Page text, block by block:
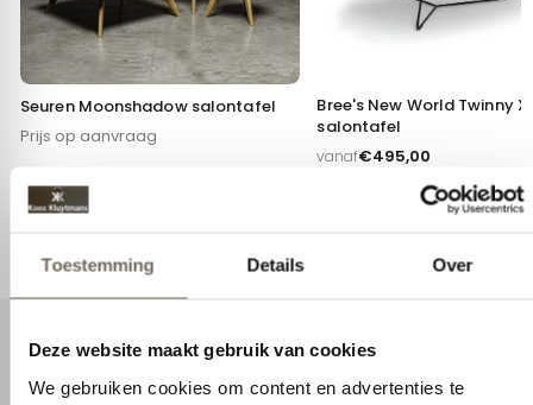
Toestemming Details Over
Deze website maakt gebruik van cookies
We gebruiken cookies om content en advertenties te
Seuren Moonshadow salontafel
Prijs op aanvraag
Bree's New World Twinny
salontafel
vanaf€495,00